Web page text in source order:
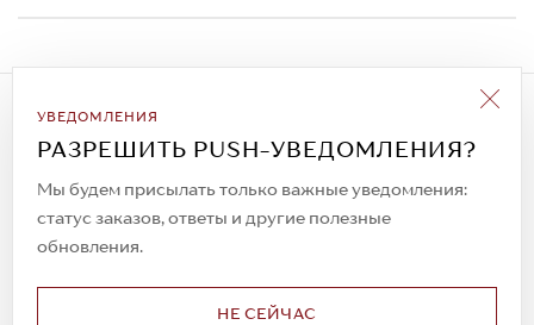
УВЕДОМЛЕНИЯ
РАЗРЕШИТЬ PUSH-УВЕДОМЛЕНИЯ?
Мы будем присылать только важные уведомления:
статус заказов, ответы и другие полезные
обновления.
НЕ СЕЙЧАС
Подписаться на рассылку
Всегда будьте в курсе новых акций и
спецпредложений!
© 2023. AIT Shoes
Все права защищены